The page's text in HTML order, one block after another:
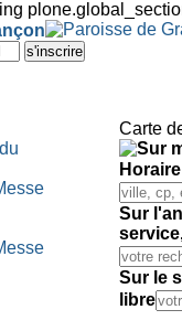
Carte
Sur
Sur le
libre